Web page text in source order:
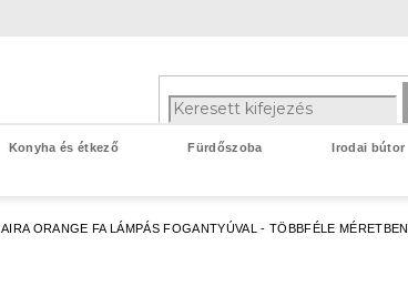
Konyha és étkező Fürdőszoba Irodai bútor
AIRA ORANGE FA LÁMPÁS FOGANTYÚVAL - TÖBBFÉLE MÉRETBEN